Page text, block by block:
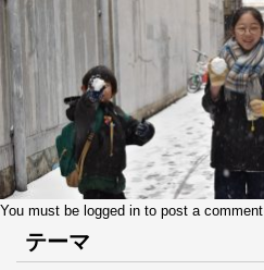
You must be logged in to post a comment
テーマ